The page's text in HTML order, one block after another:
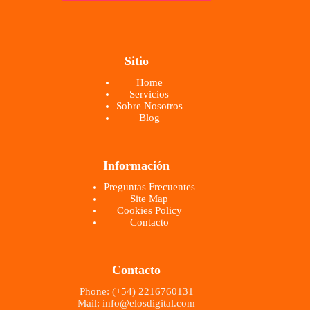
*
Sitio
Home
Servicios
Sobre Nosotros
Blog
Información
Preguntas Frecuentes
Site Map
Cookies Policy
Contacto
Contacto
Phone: (+54) 2216760131
Mail: info@elosdigital.com